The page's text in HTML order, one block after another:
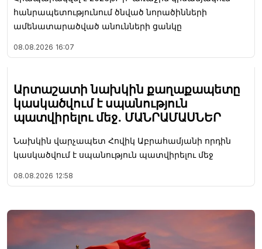
հանրապետությունում ծնված նորածինների
ամենատարածված անունների ցանկը
08.08.2026 16:07
Արտաշատի նախկին քաղաքապետը
կասկածվում է սպանություն
պատվիրելու մեջ․ ՄԱՆՐԱՄԱՍՆԵՐ
Նախկին վարչապետ Հովիկ Աբրահամյանի որդին
կասկածվում է սպանություն պատվիրելու մեջ
08.08.2026 12:58